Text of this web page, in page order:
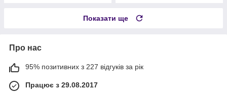
Показати ще
Про нас
95% позитивних з 227 відгуків за рік
Працює з 29.08.2017